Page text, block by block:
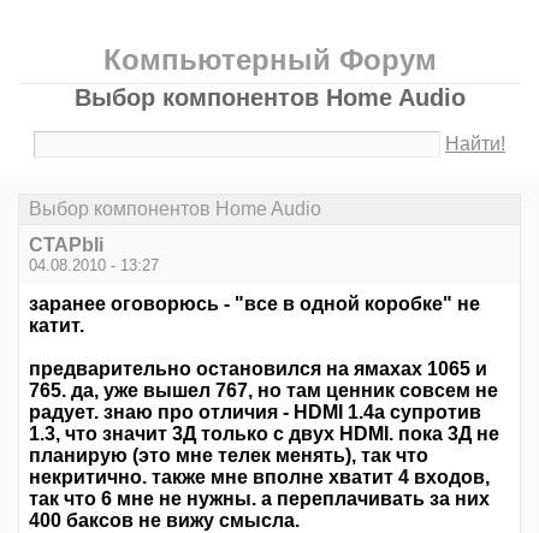
Компьютерный Форум
Выбор компонентов Home Audio
Найти!
Выбор компонентов Home Audio
CTAPbIi
04.08.2010 - 13:27
заранее оговорюсь - "все в одной коробке" не
катит.
предварительно остановился на ямахах 1065 и
765. да, уже вышел 767, но там ценник совсем не
радует. знаю про отличия - HDMI 1.4а супротив
1.3, что значит 3Д только с двух HDMI. пока 3Д не
планирую (это мне телек менять), так что
некритично. также мне вполне хватит 4 входов,
так что 6 мне не нужны. а переплачивать за них
400 баксов не вижу смысла.